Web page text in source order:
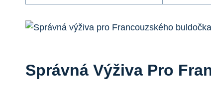
Správná Výživa Pro